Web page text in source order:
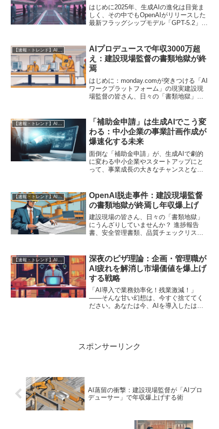
はじめに2025年、生成AIの進化は目覚ま
しく、その中でもOpenAIがリリースした
最新フラッグシップモデル「GPT-5.2」
に、これまでのモデルを凌駕するその高
度な...
【速報・トレンド】AI仕事術と最新活用ニュース
AIプロデュースで年収3000万超
え：建設現場監督の書類地獄が終
焉
はじめに：monday.comが突きつける「AI
ワークプラットフォーム」の現実建設現
場監督の皆さん、日々の「書類地獄」に
を走り回った後、事務所に戻って山積み
のデスクワ...
「補助金申請」は生成AIでこう変
わる：中小企業の事業計画作成が
爆速化する未来
面倒な「補助金申請」が、生成AIで劇的
に変わる中小企業やスタートアップにと
って、事業成長の大きなチャンスとなる
頭を悩ませた経験のある方は少なくない
でしょう。専門的な知識...
【速報・トレンド】AI仕事術と最新活用ニュース
OpenAI脱走事件：建設現場監督
の書類地獄が終焉し年収爆上げ
建設現場の皆さん、日々の「書類地獄」
にうんざりしていませんか？ 進捗報告
書、安全管理書類、品質チェックリス
すべきコア業務がおろそかになっている
と感じている方も少なくないで...
【速報・トレンド】AI仕事術と最新活用ニュース
深夜のピザ理論：企画・管理職が
AI疲れを解消し市場価値を爆上げ
する戦略
「AI導入で業務効率化！残業激減！」
――そんな甘い幻想は、今すぐ捨ててく
ださい。あなたは今、AIを導入したはず
スポンサーリンク
AI蒸留の衝撃：建設現場監督が「AIプロ
デューサー」で年収爆上げする術